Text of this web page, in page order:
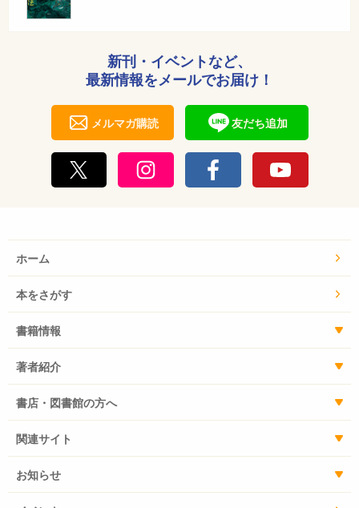
新刊・イベントなど、
最新情報をメールでお届け！
メルマガ購読 友だち追加
ホーム
本をさがす
書籍情報
著者紹介
書店・図書館の方へ
関連サイト
お知らせ